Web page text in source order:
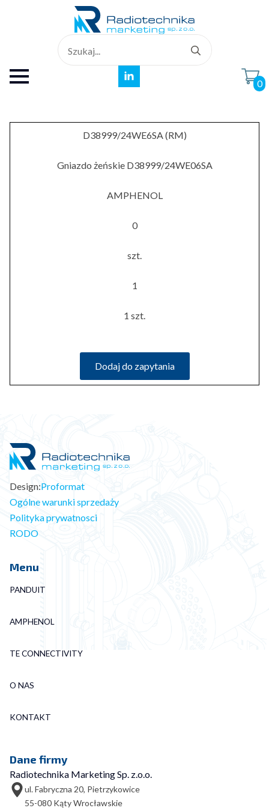
for:
0
D38999/24WE6SA (RM)
Gniazdo żeńskie D38999/24WE06SA
AMPHENOL
0
szt.
1
1 szt.
Dodaj do zapytania
Design:Proformat
Ogólne warunki sprzedaży
Polityka prywatnosci
RODO
Menu
PANDUIT
AMPHENOL
TE CONNECTIVITY
O NAS
KONTAKT
Dane firmy
Radiotechnika Marketing Sp. z.o.o.
ul. Fabryczna 20, Pietrzykowice
55-080 Kąty Wrocławskie